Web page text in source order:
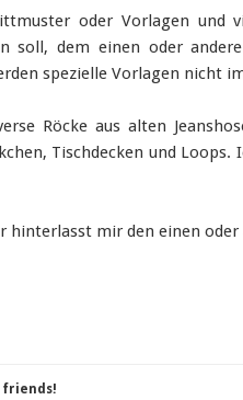
oder Vorlagen und
soll, dem einen oder
spezielle Vorlagen nicht
Röcke aus alten
Tischdecken und
hinterlasst mir den einen
friends!